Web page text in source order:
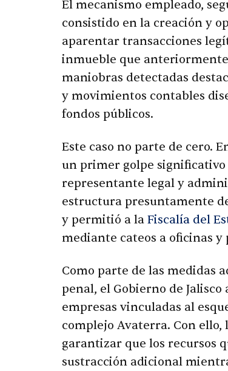
El mecanismo empleado,
consistido en la creación y
aparentar transacciones
inmueble que
maniobras detectadas
y movimientos contables
fondos públicos.
Este caso no parte de cero.
un primer golpe
representante legal y
estructura presuntamente
y permitió a la Fiscalía del
mediante cateos a oficinas
Como parte de las medidas
penal, el Gobierno de
empresas vinculadas al
complejo Avaterra. Con ello,
garantizar que los recursos
sustracción adicional